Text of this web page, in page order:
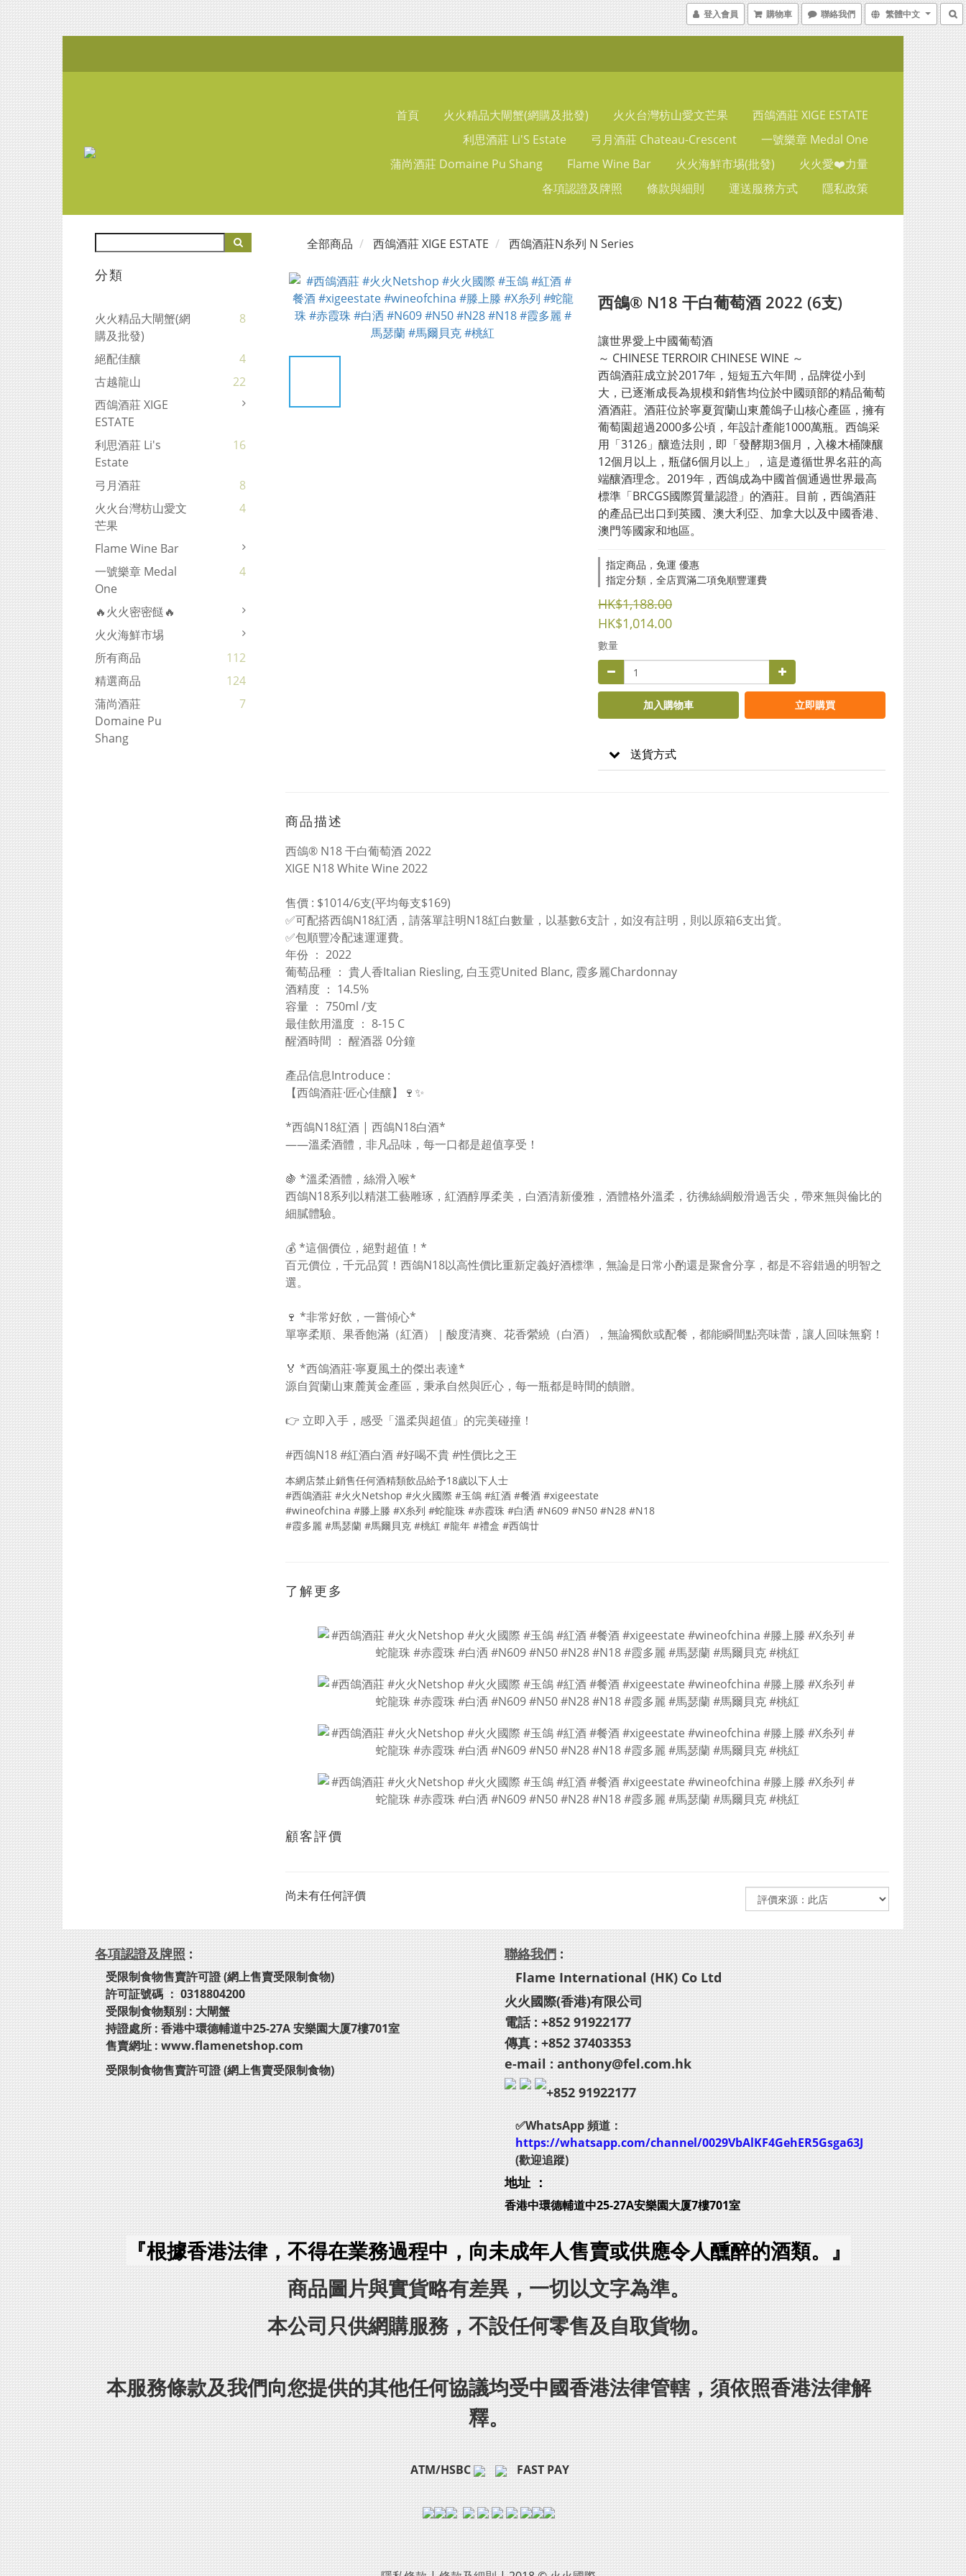
登入會員 購物車 聯絡我們 繁體中文
首頁 火火精品大閘蟹(網購及批發) 火火台灣枋山愛文芒果
西鴿酒莊 XIGE ESTATE
利思酒莊 Li'S Estate
弓月酒莊 Chateau-Crescent
一號樂章 Medal One
蒲尚酒莊 Domaine Pu Shang
Flame Wine Bar 火火海鮮市埸(批發)
火火愛❤️力量
各項認證及牌照
條款與細則 運送服務方式 隱私政策
分類
火火精品大閘蟹(網
購及批發)
8
絕配佳釀
4
古越龍山
22
西鴿酒莊 XIGE
ESTATE
利思酒莊 Li's
Estate
16
弓月酒莊
8
火火台灣枋山愛文
芒果
4
Flame Wine Bar
一號樂章 Medal
One
4
🔥火火密密餸🔥
火火海鮮市埸
所有商品
112
精選商品
124
蒲尚酒莊
Domaine Pu
Shang
7
全部商品 西鴿酒莊 XIGE ESTATE 西鴿酒莊N糸列 N Series
西鴿® N18 干白葡萄酒 2022 (6支)
讓世界愛上中國葡萄酒
～ CHINESE TERROIR CHINESE WINE ～
西鴿酒莊成立於2017年，短短五六年間，品牌從小到
大，已逐漸成長為規模和銷售均位於中國頭部的精品葡萄
酒酒莊。酒莊位於寧夏賀蘭山東麓鴿子山核心產區，擁有
葡萄園超過2000多公頃，年設計產能1000萬瓶。西鴿采
用「3126」釀造法則，即「發酵期3個月，入橡木桶陳釀
12個月以上，瓶儲6個月以上」，這是遵循世界名莊的高
端釀酒理念。2019年，西鴿成為中國首個通過世界最高
標準「BRCGS國際質量認證」的酒莊。目前，西鴿酒莊
的產品已出口到英國、澳大利亞、加拿大以及中國香港、
澳門等國家和地區。
指定商品，免運 優惠
指定分類，全店買滿二項免順豐運費
HK$1,188.00
HK$1,014.00
數量
加入購物車 立即購買
送貨方式
商品描述
西鴿® N18 干白葡萄酒 2022
XIGE N18 White Wine 2022
售價 : $1014/6支(平均每支$169)
✅可配搭西鴿N18紅洒，請落單註明N18紅白數量，以基數6支計，如沒有註明，則以原箱6支出貨。
✅包順豐冷配速運運費。
年份 ： 2022
葡萄品種 ： 貴人香Italian Riesling, 白玉霓United Blanc, 霞多麗Chardonnay
酒精度 ： 14.5%
容量 ： 750ml /支
最佳飲用溫度 ： 8-15 C
醒酒時間 ： 醒酒器 0分鐘
產品信息Introduce :
【西鴿酒莊·匠心佳釀】🍷✨
*西鴿N18紅酒 | 西鴿N18白酒*
——溫柔酒體，非凡品味，每一口都是超值享受！
🍇 *溫柔酒體，絲滑入喉*
西鴿N18系列以精湛工藝雕琢，紅酒醇厚柔美，白酒清新優雅，酒體格外溫柔，彷彿絲綢般滑過舌尖，帶來無與倫比的
細膩體驗。
💰 *這個價位，絕對超值！*
百元價位，千元品質！西鴿N18以高性價比重新定義好酒標準，無論是日常小酌還是聚會分享，都是不容錯過的明智之
選。
🍷 *非常好飲，一嘗傾心*
單寧柔順、果香飽滿（紅酒）｜酸度清爽、花香縈繞（白酒），無論獨飲或配餐，都能瞬間點亮味蕾，讓人回味無窮！
🏅 *西鴿酒莊·寧夏風土的傑出表達*
源自賀蘭山東麓黃金產區，秉承自然與匠心，每一瓶都是時間的饋贈。
👉 立即入手，感受「溫柔與超值」的完美碰撞！
#西鴿N18 #紅酒白酒 #好喝不貴 #性價比之王
本網店禁止銷售任何酒精類飲品給予18歲以下人士
#西鴿酒莊 #火火Netshop #火火國際 #玉鴿 #紅酒 #餐酒 #xigeestate
#wineofchina #滕上滕 #X糸列 #蛇龍珠 #赤霞珠 #白洒 #N609 #N50 #N28 #N18
#霞多麗 #馬瑟蘭 #馬爾貝克 #桃紅 #龍年 #禮盒 #西鴿廿
了解更多
顧客評價
尚未有任何評價
各項認證及牌照 :
受限制食物售賣許可證 (網上售賣受限制食物)
許可証號碼 ： 0318804200
受限制食物類别 : 大閘蟹
持證處所 : 香港中環德輔道中25-27A 安樂園大厦7樓701室
售賣網址 : www.flamenetshop.com
受限制食物售賣許可證 (網上售賣受限制食物)
聯絡我們 :
Flame International (HK) Co Ltd
火火國際(香港)有限公司
電話 : +852 91922177
傳真 : +852 37403353
e-mail : anthony@fel.com.hk
+852 91922177
✅WhatsApp 頻道：
https://whatsapp.com/channel/0029VbAlKF4GehER5Gsga63J
(歡迎追蹤)
地址 ：
香港中環德輔道中25-27A安樂園大厦7樓701室
『根據香港法律，不得在業務過程中，向未成年人售賣或供應令人醺醉的酒類。』
商品圖片與實貨略有差異，一切以文字為準。
本公司只供網購服務，不設任何零售及自取貨物。
本服務條款及我們向您提供的其他任何協議均受中國香港法律管轄，須依照香港法律解
釋。
ATM/HSBC FAST PAY